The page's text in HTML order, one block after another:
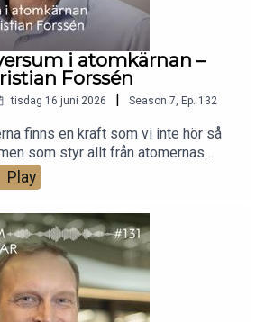
i atomkärnan –
Forssén
tisdag 16 juni 2026 Season 7, Ep. 132
finns en kraft som vi inte hör så
som styr allt från atomernas
livscykler. Den här starka
oss mer om universums
ge ledtrådar till varför det finns
än antimateria. Fysikern Christian
om hur krafter i atomkärnans inre
största gåtor..
Play